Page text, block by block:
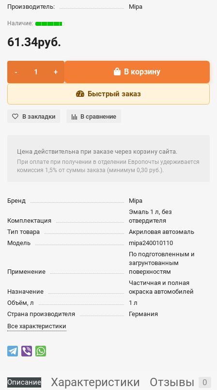
Производитель:
Mipa
61.34руб.
В корзину
Быстрый заказ
В закладки В сравнение
Цена действительна при заказе через корзину сайта.
При оплате при получении в отделении Европочты удерживается
комиссия 1,5% от суммы заказа (минимум 0,30 руб.).
Бренд Mipa
Комплектация
Эмаль 1 л, без
отвердителя
Тип товара
Акриловая автоэмаль
Модель
mipa240010110
Применение
По подготовленным и
загрунтованным
поверхностям
Назначение
Частичная и полная
окраска автомобилей
Объём, л
1 л
Страна производителя
Германия
Все характеристики
Описание Характеристики Отзывы 0